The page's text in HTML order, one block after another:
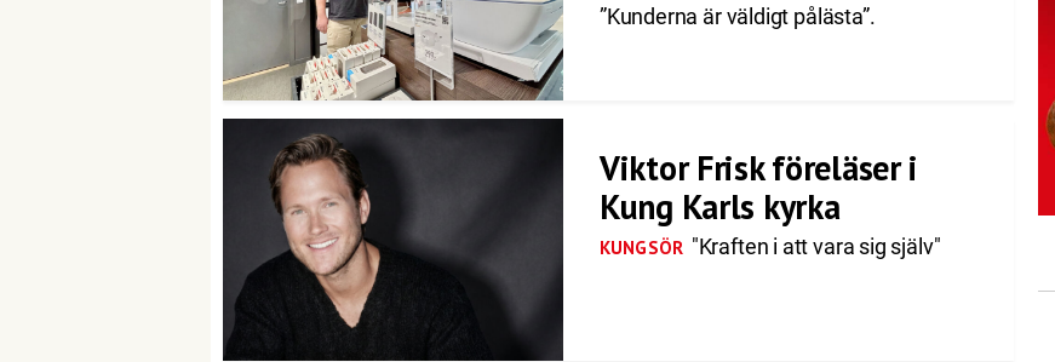
”Kunderna är väldigt pålästa”.
Viktor Frisk föreläser i
Kung Karls kyrka
KUNGSÖR "Kraften i att vara sig själv"